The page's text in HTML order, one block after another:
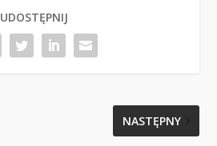
UDOSTĘPNIJ
NASTĘPNY